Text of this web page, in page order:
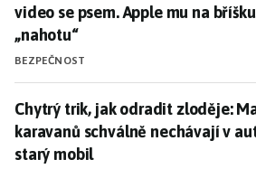
video se psem. Apple mu na
„nahotu“
BEZPEČNOST
Chytrý trik, jak odradit zloděje:
Chytrý trik, jak odradit zloděje:
karavanů schválně nechávají v
starý mobil